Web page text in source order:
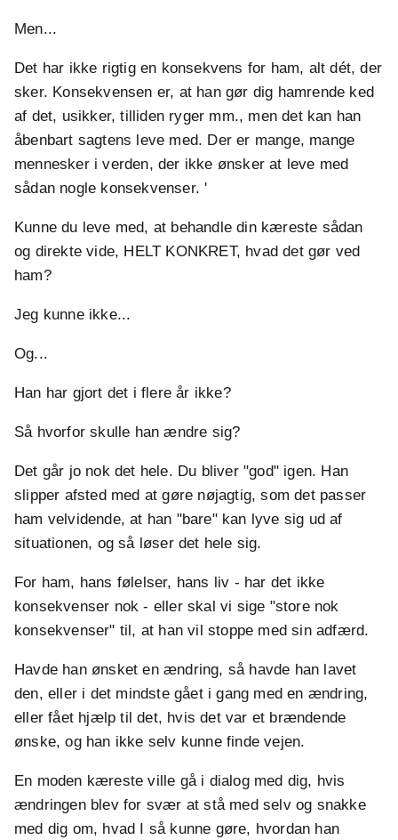
Men...
Det har ikke rigtig en konsekvens for ham, alt dét, der
sker. Konsekvensen er, at han gør dig hamrende ked
af det, usikker, tilliden ryger mm., men det kan han
åbenbart sagtens leve med. Der er mange, mange
mennesker i verden, der ikke ønsker at leve med
sådan nogle konsekvenser. '
Kunne du leve med, at behandle din kæreste sådan
og direkte vide, HELT KONKRET, hvad det gør ved
ham?
Jeg kunne ikke...
Og...
Han har gjort det i flere år ikke?
Så hvorfor skulle han ændre sig?
Det går jo nok det hele. Du bliver "god" igen. Han
slipper afsted med at gøre nøjagtig, som det passer
ham velvidende, at han "bare" kan lyve sig ud af
situationen, og så løser det hele sig.
For ham, hans følelser, hans liv - har det ikke
konsekvenser nok - eller skal vi sige "store nok
konsekvenser" til, at han vil stoppe med sin adfærd.
Havde han ønsket en ændring, så havde han lavet
den, eller i det mindste gået i gang med en ændring,
eller fået hjælp til det, hvis det var et brændende
ønske, og han ikke selv kunne finde vejen.
En moden kæreste ville gå i dialog med dig, hvis
ændringen blev for svær at stå med selv og snakke
med dig om, hvad I så kunne gøre, hvordan han